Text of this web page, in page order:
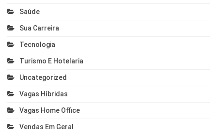
Saúde
Sua Carreira
Tecnologia
Turismo E Hotelaria
Uncategorized
Vagas Híbridas
Vagas Home Office
Vendas Em Geral